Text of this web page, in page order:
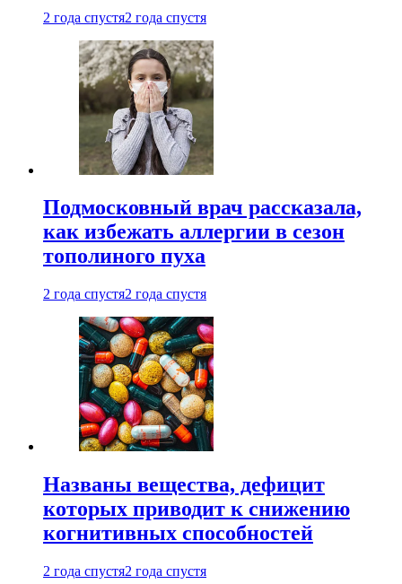
2 года спустя2 года спустя
Подмосковный врач рассказала,
как избежать аллергии в сезон
тополиного пуха
2 года спустя2 года спустя
Названы вещества, дефицит
которых приводит к снижению
когнитивных способностей
2 года спустя2 года спустя